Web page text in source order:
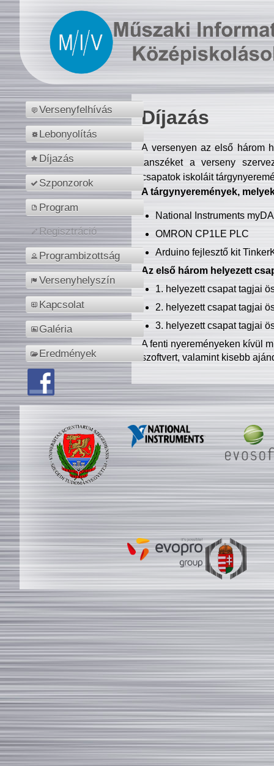
Versenyfelhívás
Lebonyolítás
Díjazás
Szponzorok
Program
Regisztráció
Programbizottság
Versenyhelyszín
Kapcsolat
Galéria
Eredmények
Díjazás
A versenyen az első három
tanszéket a verseny
csapatok iskoláit
A tárgynyeremények,
National Instruments
OMRON CP1LE PLC
Arduino fejlesztő kit
Az első három helyezett
1. helyezett csapat tagjai
2. helyezett csapat tagjai
3. helyezett csapat tagjai
A fenti nyereményeken kívül
szoftvert, valamint kisebb